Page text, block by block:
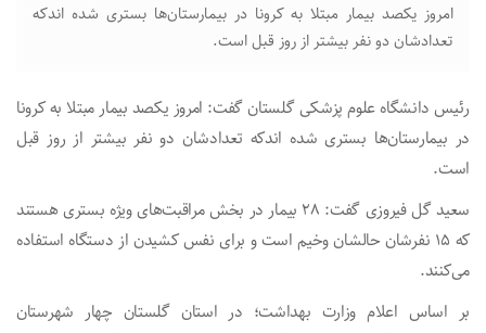
امروز یکصد بیمار مبتلا به کرونا در بیمارستان‌ها بستری شده اندکه
تعدادشان دو نفر بیشتر از روز قبل است.
رئیس دانشگاه علوم پزشکی گلستان گفت: امروز یکصد بیمار مبتلا به کرونا
در بیمارستان‌ها بستری شده اندکه تعدادشان دو نفر بیشتر از روز قبل
است.
سعید گل فیروزی گفت: ۲۸ بیمار در بخش مراقبت‌های ویژه بستری هستند
که ۱۵ نفرشان حالشان وخیم است و برای نفس کشیدن از دستگاه استفاده
می‌کنند.
بر اساس اعلام وزارت بهداشت؛ در استان گلستان چهار شهرستان